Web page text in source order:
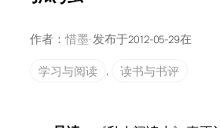
作者： 惜墨· 发布于2012-05-29在
学习与阅读
, 读书与书评